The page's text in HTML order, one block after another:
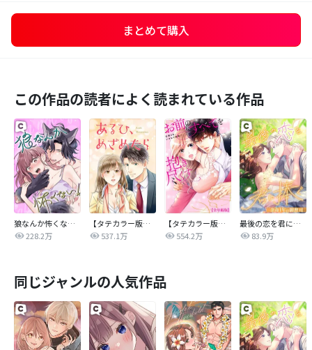
まとめて購入
この作品の読者によく読まれている作品
狼なんか怖くない！
228.2万
【タテカラー版】あるひ、めざめたら
537.1万
【タテカラー版】【全年齢版】お前のすべてを抱き尽くす～交際0日、いきなり結婚!?～
554.2万
最後の恋を君に捧ぐ～余命1年の御曹司～
83.9万
同じジャンルの人気作品